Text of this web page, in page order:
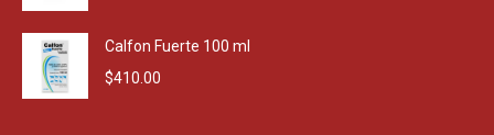
Calfon Fuerte 100 ml
$410.00